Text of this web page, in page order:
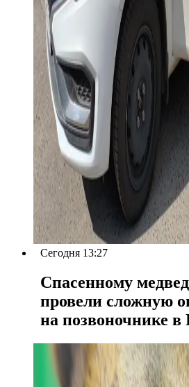
Сегодня 13:27
Спасенному
провели сложную
на позвоночнике в